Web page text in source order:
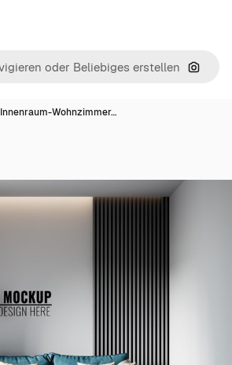
Nach
Innenraum-Wohnzimmer…